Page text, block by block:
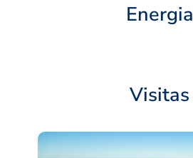
Energia
Visitas